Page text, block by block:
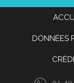
DONNÉES